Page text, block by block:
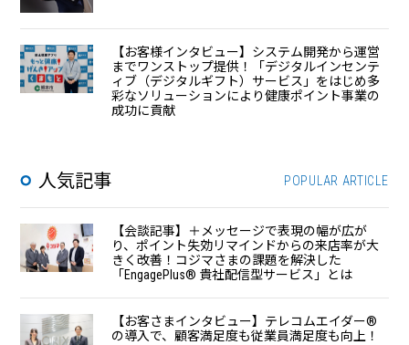
【お客様インタビュー】システム開発から運営
までワンストップ提供！「デジタルインセンテ
ィブ（デジタルギフト）サービス」をはじめ多
彩なソリューションにより健康ポイント事業の
成功に貢献
人気記事 POPULAR ARTICLE
【会談記事】＋メッセージで表現の幅が広が
り、ポイント失効リマインドからの来店率が大
きく改善！コジマさまの課題を解決した
「EngagePlus®︎ 貴社配信型サービス」とは
【お客さまインタビュー】テレコムエイダー®
の導入で、顧客満足度も従業員満足度も向上！